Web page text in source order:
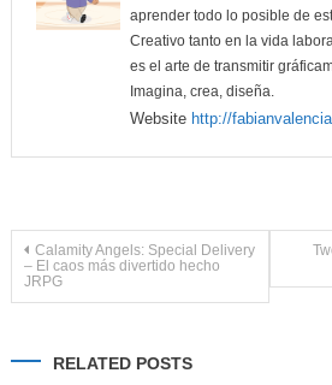
aprender todo lo posible de
Creativo tanto en la vida
es el arte de transmitir
Imagina, crea, diseña.
Website http://
Navegación
de
entradas
Calamity Angels: Special Delivery
– El caos más divertido hecho
JRPG
RELATED POSTS